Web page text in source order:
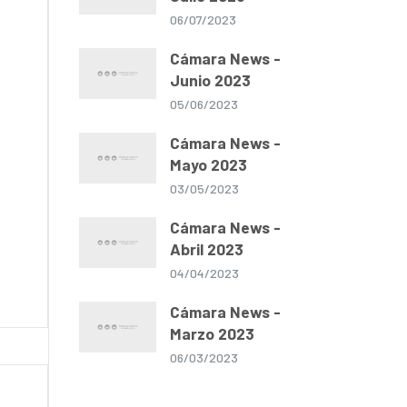
06/07/2023
Cámara News -
Junio 2023
05/06/2023
Cámara News -
Mayo 2023
03/05/2023
Cámara News -
Abril 2023
04/04/2023
Cámara News -
Marzo 2023
06/03/2023